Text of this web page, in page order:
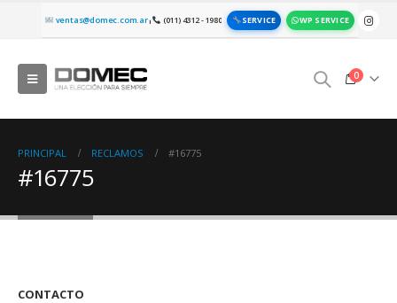
ventas@domec.com.ar| (011) 4312 - 1980 SERVICE WP SERVICE
0
PRINCIPAL RECLAMOS #16775
#16775
CONTACTO